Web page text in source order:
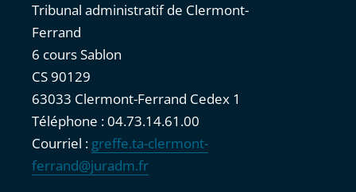
Tribunal administratif de Clermont-
Ferrand
6 cours Sablon
CS 90129
63033 Clermont-Ferrand Cedex 1
Téléphone : 04.73.14.61.00
Courriel : greffe.ta-clermont-
ferrand@juradm.fr